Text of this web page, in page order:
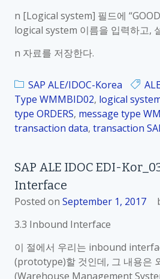
n [Logical system] 필드에
logical system 이름을 입력하고,
n 자료를 저장한다.
SAP ALE/IDOC-Korea
Type WMMBID02, logical
type ORDERS, message type
transaction data, transaction
SAP ALE IDOC EDI-
Interface
Posted on September 1, 2017
3.3 Inbound Interface
이 절에서 우리는 inbound
(prototype)할 것인데, 그 내용은
(Warehouse Management